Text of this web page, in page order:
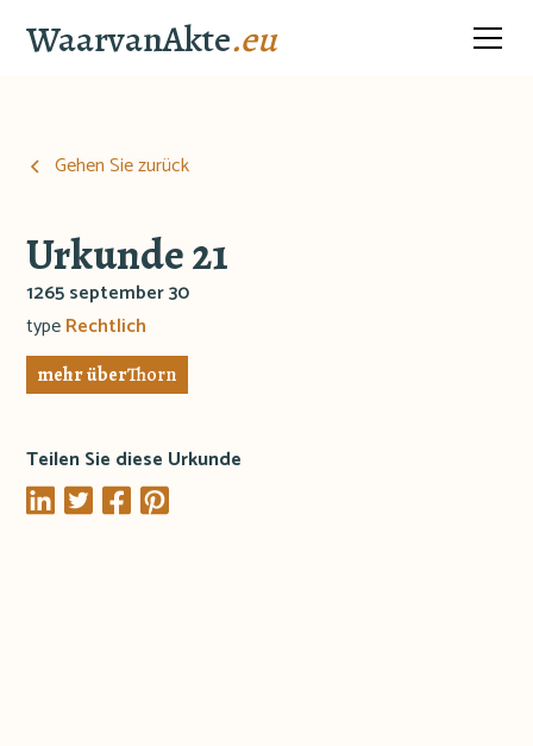
WaarvanAkte.eu
Gehen Sie zurück
Urkunde 21
1265 september 30
typeRechtlich
mehr überThorn
Teilen Sie diese Urkunde